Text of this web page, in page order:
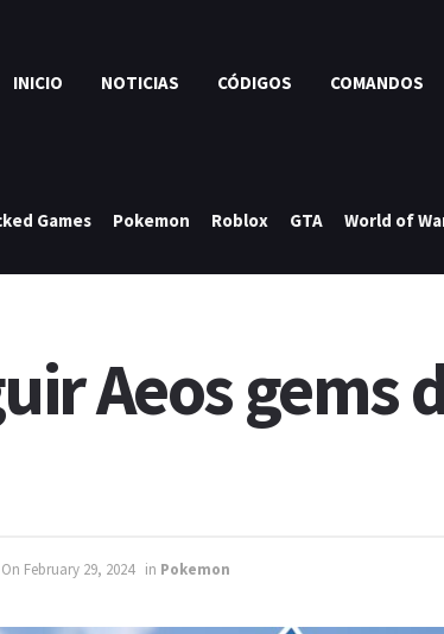
INICIO NOTICIAS CÓDIGOS COMANDOS
Games Pokemon Roblox GTA World of
Aeos gems
February 29, 2024 in Pokemon